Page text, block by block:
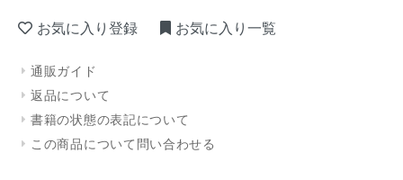
お気に入り登録 お気に入り一覧
通販ガイド
返品について
書籍の状態の表記について
この商品について問い合わせる